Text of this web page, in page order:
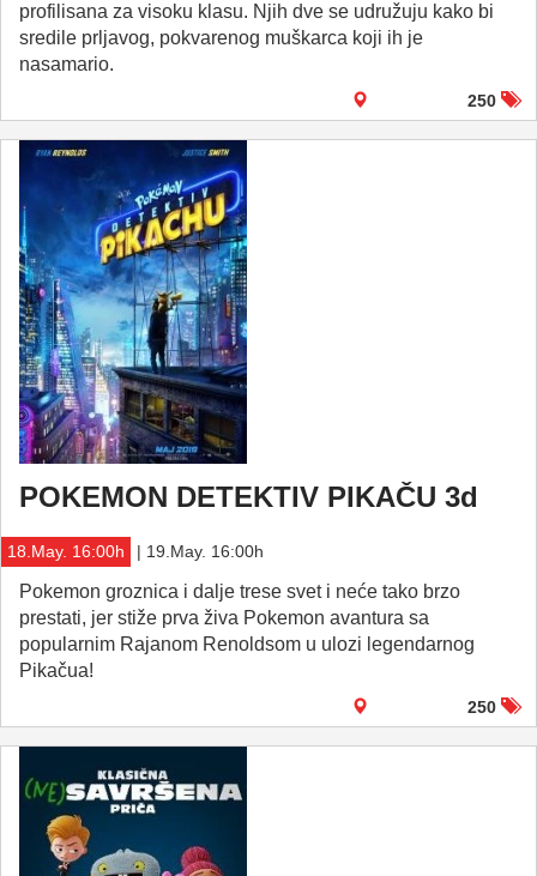
profilisana za visoku klasu. Njih dve se udružuju kako bi
sredile prljavog, pokvarenog muškarca koji ih je
nasamario.
250
POKEMON DETEKTIV PIKAČU 3d
18.May. 16:00h | 19.May. 16:00h
Pokemon groznica i dalje trese svet i neće tako brzo
prestati, jer stiže prva živa Pokemon avantura sa
popularnim Rajanom Renoldsom u ulozi legendarnog
Pikačua!
250